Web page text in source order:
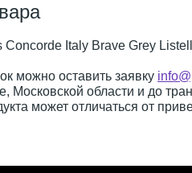
Concorde Italy Brave Grey
можно оставить заявку
Московской области и до
может отличаться от